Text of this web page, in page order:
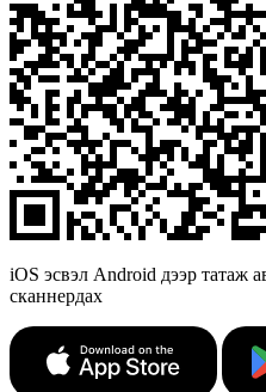
iOS эсвэл Android дээр татаж
сканнердах